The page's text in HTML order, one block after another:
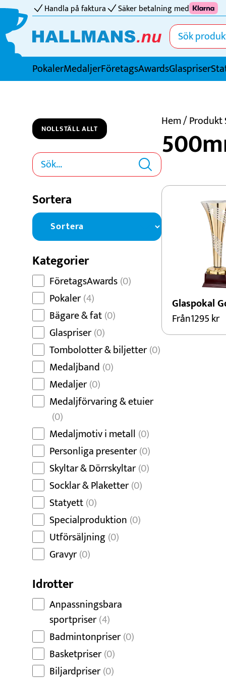
Handla på faktura Säker betalning med
PokalerMedaljerFöretagsAwardsGlaspriser
Badminton
Basket
Biljard
Bordtennis
Bowling
Cricket
Dans
Dart
Djur
Fiske
NOLLSTÄLL ALLT
Sortera
Kategorier
FöretagsAwards(0)
Pokaler(4)
Bägare & fat(0)
Glaspriser(0)
Tombolotter & biljetter(0)
Medaljband (0)
Medaljer(0)
Medaljförvaring & etuier
(0)
Medaljmotiv i metall (0)
Personliga presenter(0)
Skyltar & Dörrskyltar(0)
Socklar & Plaketter(0)
Statyett(0)
Specialproduktion (0)
Utförsäljning(0)
Gravyr(0)
Idrotter
Anpassningsbara
sportpriser(4)
Badmintonpriser(0)
Basketpriser(0)
Biljardpriser(0)
Hem/ Produkt
Glaspokal
Från1295kr